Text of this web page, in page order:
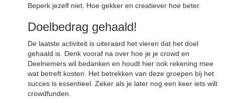
Beperk jezelf niet. Hoe gekker en creatiever hoe beter.
Doelbedrag gehaald!
De laatste activiteit is uiteraard het vieren dat het doel
gehaald is. Denk vooraf na over hoe je je crowd en
Deelnemers wil bedanken en houdt hier ook rekening mee
wat betreft kosten. Het betrekken van deze groepen bij het
succes is essentieel. Zeker als je later nog een keer iets wilt
crowdfunden.